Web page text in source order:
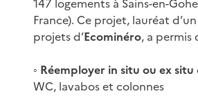
France). Ce projet, lauréat
projets d’Ecominéro, a permis
◦ Réemployer in situ ou ex situ
WC, lavabos et colonnes